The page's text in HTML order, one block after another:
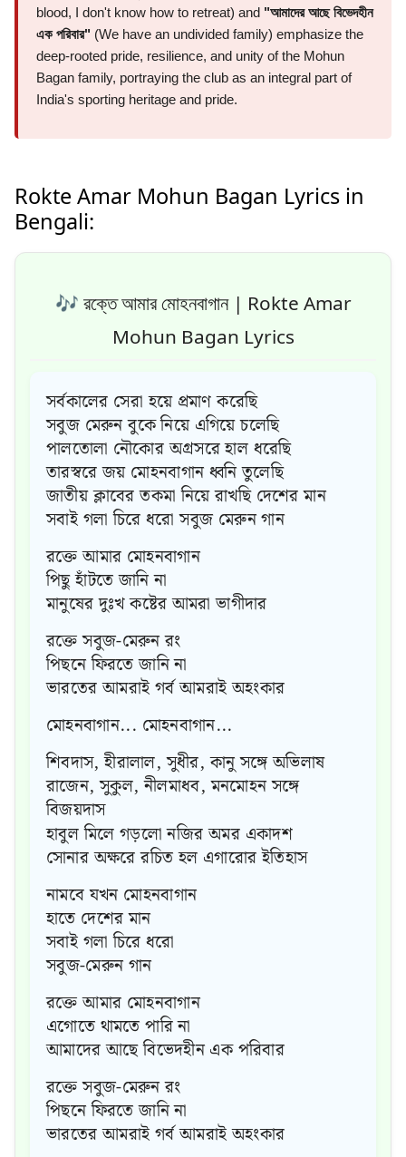
blood, I don't know how to retreat) and "আমাদের আছে বিভেদহীন
এক পরিবার" (We have an undivided family) emphasize the
deep-rooted pride, resilience, and unity of the Mohun
Bagan family, portraying the club as an integral part of
India's sporting heritage and pride.
Rokte Amar Mohun Bagan Lyrics in
Bengali:
🎶 রক্তে আমার মোহনবাগান | Rokte Amar
Mohun Bagan Lyrics
সর্বকালের সেরা হয়ে প্রমাণ করেছি
সবুজ মেরুন বুকে নিয়ে এগিয়ে চলেছি
পালতোলা নৌকোর অগ্রসরে হাল ধরেছি
তারস্বরে জয় মোহনবাগান ধ্বনি তুলেছি
জাতীয় ক্লাবের তকমা নিয়ে রাখছি দেশের মান
সবাই গলা চিরে ধরো সবুজ মেরুন গান
রক্তে আমার মোহনবাগান
পিছু হাঁটতে জানি না
মানুষের দুঃখ কষ্টের আমরা ভাগীদার
রক্তে সবুজ-মেরুন রং
পিছনে ফিরতে জানি না
ভারতের আমরাই গর্ব আমরাই অহংকার
মোহনবাগান... মোহনবাগান...
শিবদাস, হীরালাল, সুধীর, কানু সঙ্গে অভিলাষ
রাজেন, সুকুল, নীলমাধব, মনমোহন সঙ্গে
বিজয়দাস
হাবুল মিলে গড়লো নজির অমর একাদশ
সোনার অক্ষরে রচিত হল এগারোর ইতিহাস
নামবে যখন মোহনবাগান
হাতে দেশের মান
সবাই গলা চিরে ধরো
সবুজ-মেরুন গান
রক্তে আমার মোহনবাগান
এগোতে থামতে পারি না
আমাদের আছে বিভেদহীন এক পরিবার
রক্তে সবুজ-মেরুন রং
পিছনে ফিরতে জানি না
ভারতের আমরাই গর্ব আমরাই অহংকার